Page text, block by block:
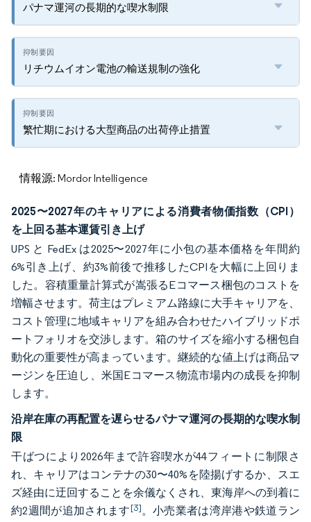
パナマ運河の長期的な喫水制限
リチウムイオン電池の輸送規制の強化
繁忙期における大型商品の出荷停止措置
情報源: Mordor Intelligence
2025〜2027年のキャリアによる消費者物価指数（CPI）
を上回る基本運賃引き上げ
UPS と FedEx は2025〜2027年に小包の基本価格を年間約
6%引き上げ、約3%前後で推移したCPIを大幅に上回りま
した。容積重量計算式が嵩張るEコマース梱包のコストを
増幅させます。荷主はプレミアム路線に大手キャリアを、
コスト管理に地域キャリアを組み合わせたハイブリッドポ
ートフォリオを交渉します。箱のサイズを縮小する梱包自
動化の重要性が高まっています。継続的な値上げは商品マ
ージンを圧迫し、米国Eコマース物流市場内の成長を抑制
します。
沿岸在庫の再配置を遅らせるパナマ運河の長期的な喫水制
限
干ばつにより2026年まで許容喫水が44フィートに制限さ
れ、キャリアはコンテナの30〜40%を陸揚げするか、スエ
ズ経由に迂回することを余儀なくされ、東海岸への到着に
約2週間が追加されます[3]。小売業者は湾岸港や鉄道ラン